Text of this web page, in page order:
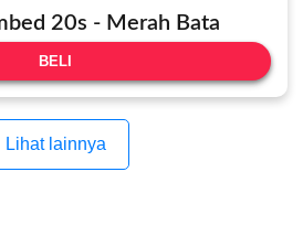
20s - Merah Bata
BELI
Lihat lainnya